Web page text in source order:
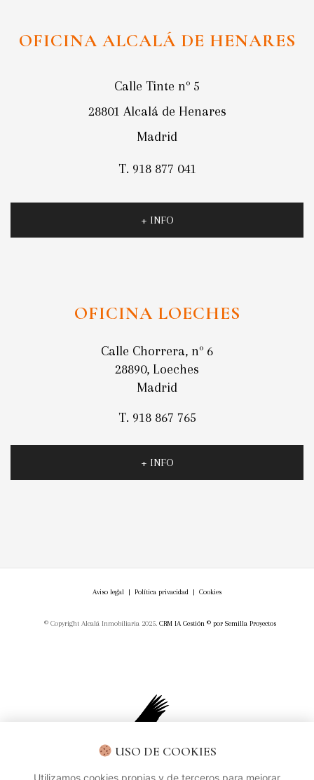
OFICINA ALCALÁ DE HENARES
Calle Tinte nº 5
28801 Alcalá de Henares
Madrid
T. 918 877 041
+ INFO
OFICINA LOECHES
Calle Chorrera, nº 6
28890, Loeches
Madrid
T. 918 867 765
+ INFO
© Copyright Alcalá Inmobiliaria 2025. CRM IA Gestión ©por Semilla Proyectos
Aviso legal | Política privacidad | Cookies
USO DE COOKIES
Utilizamos cookies propias y de terceros para mejorar